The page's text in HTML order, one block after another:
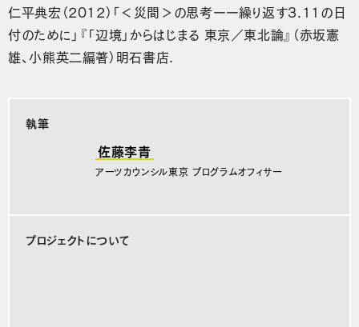
仁平典宏（2012）「＜災間＞の思考ーー繰り返す3.11の日
付のために」『「辺境」からはじまる 東京／東北論』（赤坂憲
雄、小熊英二編著）明石書店.
執筆
佐藤李青
アーツカウンシル東京 プログラムオフィサー
プロジェクトについて